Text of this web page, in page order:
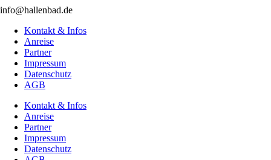
info@hallenbad.de
Kontakt & Infos
Anreise
Partner
Impressum
Datenschutz
AGB
Kontakt & Infos
Anreise
Partner
Impressum
Datenschutz